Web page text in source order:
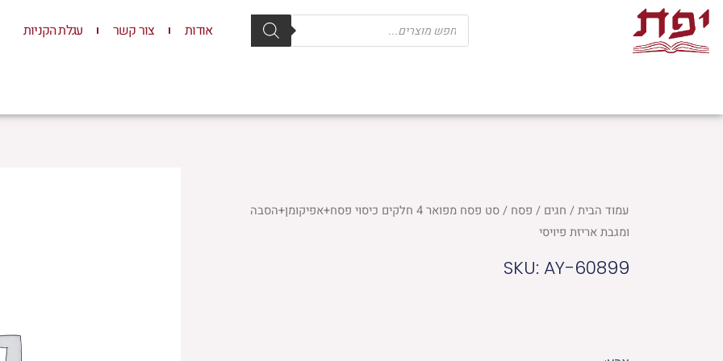
דילוג
לתוכן
Products
search אודות צור קשר עגלת הקניות
עמוד הבית/ חגים / פסח
/ סט פסח מפואר 4 חלקים כיסוי פסח+אפיקומן+הסבה
ומגבת אריזת פיויסי
SKU: AY-60899